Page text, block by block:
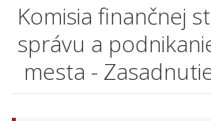
Komisia finančnej
správu a
mesta -